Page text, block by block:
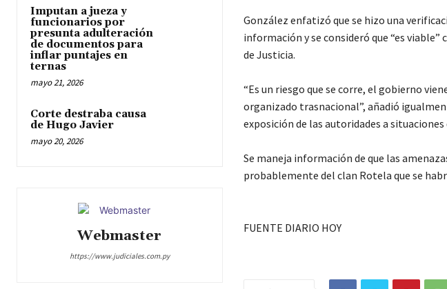
Imputan a jueza y
funcionarios por
presunta adulteración
de documentos para
inflar puntajes en
ternas
mayo 21, 2026
Corte destraba causa
de Hugo Javier
mayo 20, 2026
Webmaster
https://www.judiciales.com.py
González enfatizó que se hizo una
información y se consideró que “es
de Justicia.
“Es un riesgo que se corre, el gobierno
organizado trasnacional”, añadió
exposición de las autoridades a situaciones
Se maneja información de que las
probablemente del clan Rotela que se
FUENTE DIARIO HOY